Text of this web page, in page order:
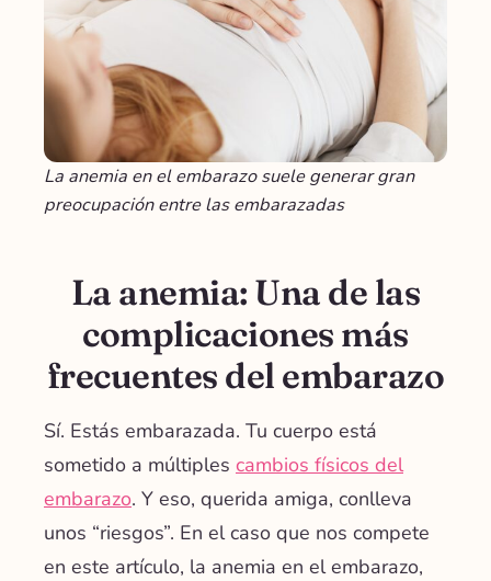
La anemia en el embarazo suele generar gran
preocupación entre las embarazadas
La anemia: Una de las
complicaciones más
frecuentes del embarazo
Sí. Estás embarazada. Tu cuerpo está
sometido a múltiples cambios físicos del
embarazo. Y eso, querida amiga, conlleva
unos “riesgos”. En el caso que nos compete
en este artículo, la anemia en el embarazo,